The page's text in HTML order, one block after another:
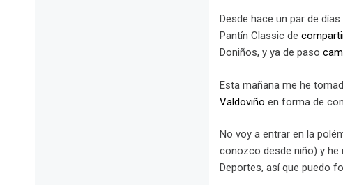
Desde hace un par de
Pantín Classic de
Doniños, y ya de paso
Esta mañana me he
Valdoviño en forma de
No voy a entrar en la
conozco desde niño) y he
Deportes, así que puedo